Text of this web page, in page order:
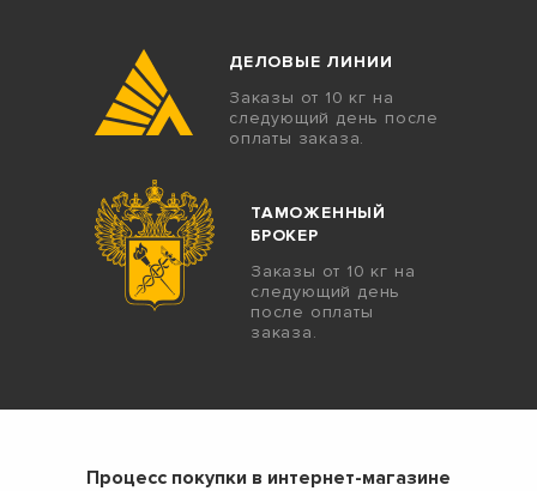
ДЕЛОВЫЕ ЛИНИИ
Заказы от 10 кг на
следующий день после
оплаты заказа.
ТАМОЖЕННЫЙ
БРОКЕР
Заказы от 10 кг на
следующий день
после оплаты
заказа.
Процесс покупки в интернет-магазине